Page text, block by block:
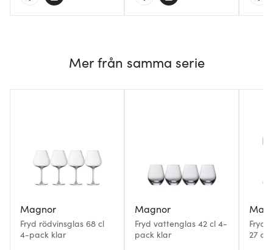
Mer från samma serie
Magnor
Fryd rödvinsglas 68 cl
4-pack klar
Magnor
Fryd vattenglas 42 cl 4-
pack klar
Fryd
27 cl